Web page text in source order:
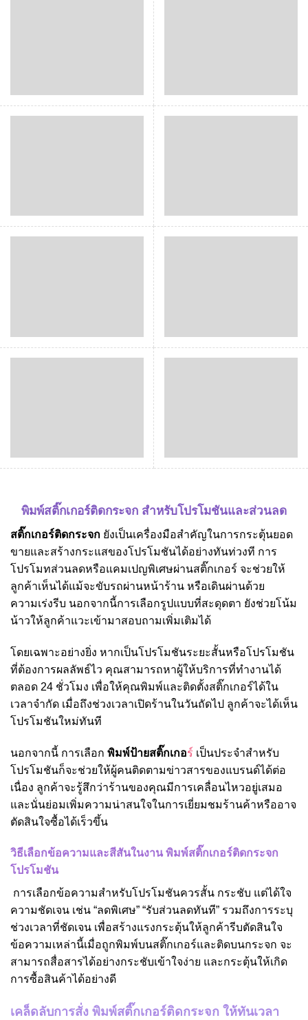
พิมพ์สติ๊กเกอร์ติดกระจก สำหรับโปรโมชันและส่วนลด
สติ๊กเกอร์ติดกระจก ยังเป็นเครื่องมือสำคัญในการกระตุ้นยอด
ขายและสร้างกระแสของโปรโมชันได้อย่างทันท่วงที การ
โปรโมทส่วนลดหรือแคมเปญพิเศษผ่านสติ๊กเกอร์ จะช่วยให้
ลูกค้าเห็นได้แม้จะขับรถผ่านหน้าร้าน หรือเดินผ่านด้วย
ความเร่งรีบ นอกจากนี้การเลือกรูปแบบที่สะดุดตา ยังช่วยโน้ม
น้าวให้ลูกค้าแวะเข้ามาสอบถามเพิ่มเติมได้
โดยเฉพาะอย่างยิ่ง หากเป็นโปรโมชันระยะสั้นหรือโปรโมชัน
ที่ต้องการผลลัพธ์ไว คุณสามารถหาผู้ให้บริการที่ทำงานได้
ตลอด 24 ชั่วโมง เพื่อให้คุณพิมพ์และติดตั้งสติ๊กเกอร์ได้ใน
เวลาจำกัด เมื่อถึงช่วงเวลาเปิดร้านในวันถัดไป ลูกค้าจะได้เห็น
โปรโมชันใหม่ทันที
นอกจากนี้ การเลือก พิมพ์ป้ายสติ๊กเกอร์ เป็นประจำสำหรับ
โปรโมชันก็จะช่วยให้ผู้คนติดตามข่าวสารของแบรนด์ได้ต่อ
เนื่อง ลูกค้าจะรู้สึกว่าร้านของคุณมีการเคลื่อนไหวอยู่เสมอ
และนั่นย่อมเพิ่มความน่าสนใจในการเยี่ยมชมร้านค้าหรืออาจ
ตัดสินใจซื้อได้เร็วขึ้น
วิธีเลือกข้อความและสีสันในงาน พิมพ์สติ๊กเกอร์ติดกระจก
โปรโมชัน
การเลือกข้อความสำหรับโปรโมชันควรสั้น กระชับ แต่ได้ใจ
ความชัดเจน เช่น “ลดพิเศษ” “รับส่วนลดทันที” รวมถึงการระบุ
ช่วงเวลาที่ชัดเจน เพื่อสร้างแรงกระตุ้นให้ลูกค้ารีบตัดสินใจ
ข้อความเหล่านี้เมื่อถูกพิมพ์บนสติ๊กเกอร์และติดบนกระจก จะ
สามารถสื่อสารได้อย่างกระชับเข้าใจง่าย และกระตุ้นให้เกิด
การซื้อสินค้าได้อย่างดี
เคล็ดลับการสั่ง พิมพ์สติ๊กเกอร์ติดกระจก ให้ทันเวลา